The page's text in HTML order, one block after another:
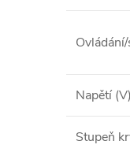
Napětí (V)
Stupeň